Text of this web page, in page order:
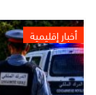
أخبار إقليمية